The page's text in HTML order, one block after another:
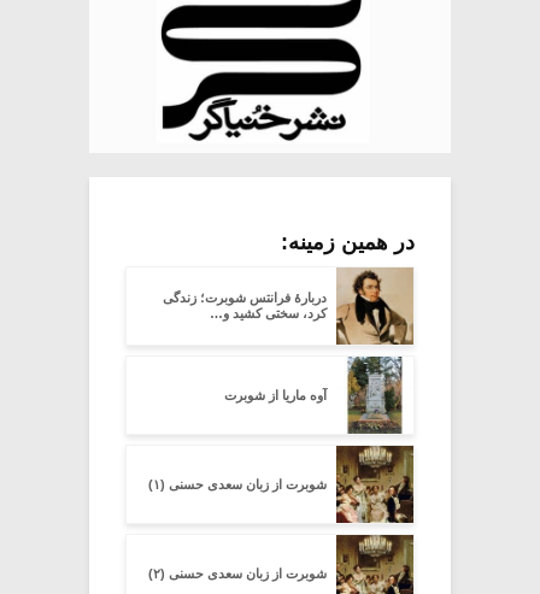
در همین زمینه:
دربارۀ فرانتس شوبرت؛ زندگی
کرد، سختی کشید و…
آوه ماریا از شوبرت
شوبرت از زبان سعدی حسنی (۱)
شوبرت از زبان سعدی حسنی (۲)